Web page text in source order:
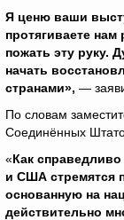
Я ценю ваши
протягиваете
пожать эту руку.
начать
странами», —
По словам
Соединённых
«Как
и США стремятся
основанную на
действительно